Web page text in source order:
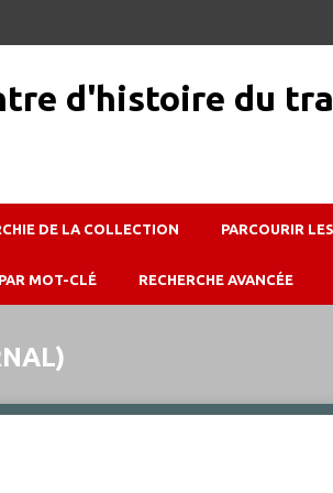
DE LA COLLECTION PARCOURIR
MOT-CLÉ RECHERCHE AVANCÉE